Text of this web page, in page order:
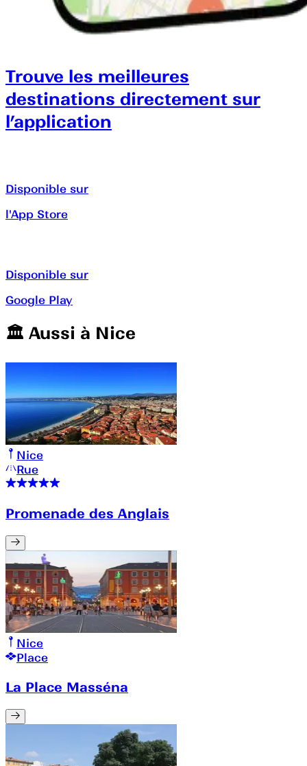
Trouve les meilleures
destinations directement sur
l’application
Disponible sur
l'App Store
Disponible sur
Google Play
🏛️️ Aussi à Nice
Nice
Rue
Promenade des Anglais
Nice
Place
La Place Masséna